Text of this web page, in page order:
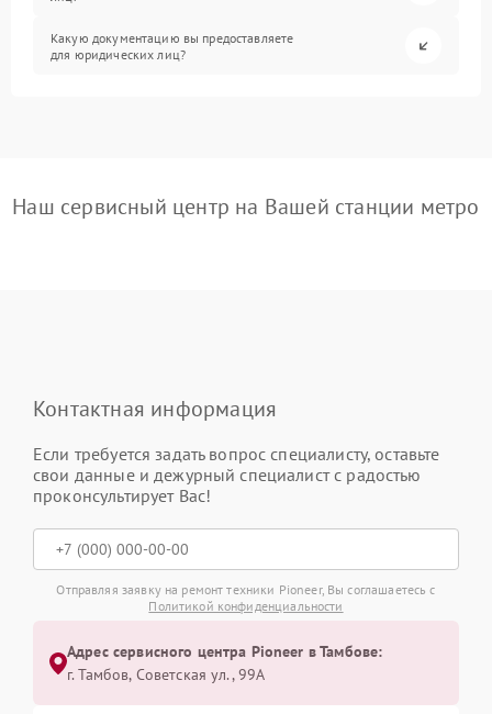
Какую документацию вы предоставляете
для юридических лиц?
Наш сервисный центр на Вашей станции метро
Контактная информация
Если требуется задать вопрос специалисту, оставьте
свои данные и дежурный специалист с радостью
проконсультирует Вас!
Отправляя заявку на ремонт техники Pioneer, Вы соглашаетесь с
Политикой конфиденциальности
Адрес сервисного центра Pioneer в Тамбове:
г. Тамбов, Советская ул., 99А